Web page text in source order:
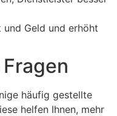
Geld und erhöht
häufig gestellte
helfen Ihnen, mehr